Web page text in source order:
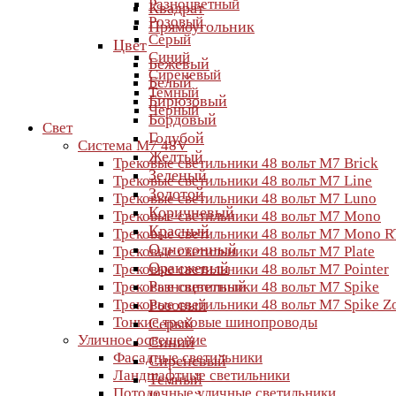
Разноцветный
Розовый
Серый
Синий
Сиреневый
Темный
Черный
Свет
Система M7 48V
Трековые светильники 48 вольт M7 Brick
Трековые светильники 48 вольт M7 Line
Трековые светильники 48 вольт M7 Luno
Трековые светильники 48 вольт M7 Mono
Трековые светильники 48 вольт M7 Mono
Трековые светильники 48 вольт M7 Plate
Трековые светильники 48 вольт M7 Pointer
Трековые светильники 48 вольт M7 Spike
Трековые светильники 48 вольт M7 Spike
Тонкие трековые шинопроводы
Уличное освещение
Фасадные светильники
Ландшафтные светильники
Квадрат
Прямоугольник
Цвет
Бежевый
Белый
Бирюзовый
Бордовый
Голубой
Желтый
Зеленый
Золотой
Коричневый
Красный
Однотонный
Оранжевый
Разноцветный
Розовый
Серый
Синий
Сиреневый
Темный